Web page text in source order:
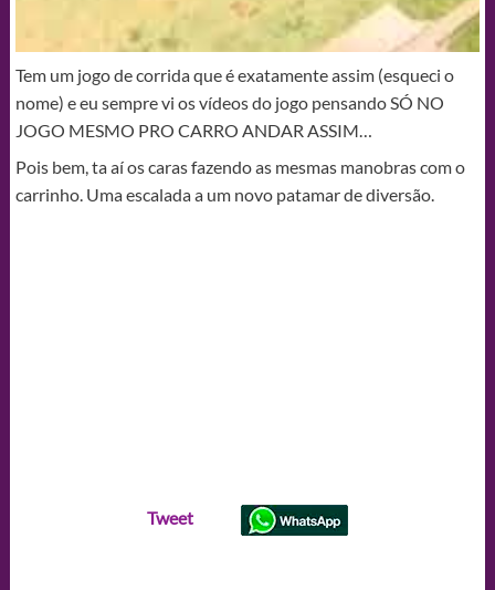
Tem um jogo de corrida que é exatamente assim (esqueci o
nome) e eu sempre vi os vídeos do jogo pensando SÓ NO
JOGO MESMO PRO CARRO ANDAR ASSIM…
Pois bem, ta aí os caras fazendo as mesmas manobras com o
carrinho. Uma escalada a um novo patamar de diversão.
Tweet